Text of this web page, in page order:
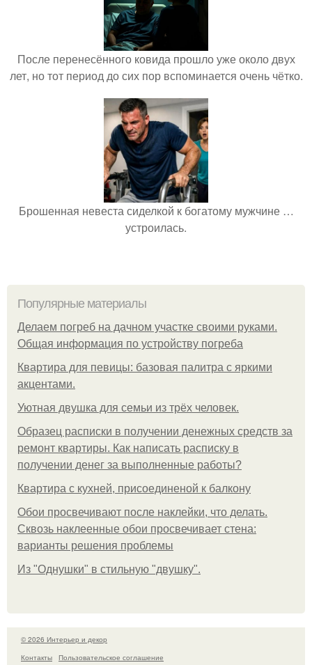
После перенесённого ковида прошло уже около двух
лет, но тот период до сих пор вспоминается очень чётко.
Брошенная невеста сиделкой к богатому мужчине …
устроилась.
Популярные материалы
Делаем погреб на дачном участке своими руками.
Общая информация по устройству погреба
Квартира для певицы: базовая палитра с яркими
акцентами.
Уютная двушка для семьи из трёх человек.
Образец расписки в получении денежных средств за
ремонт квартиры. Как написать расписку в
получении денег за выполненные работы?
Квартира с кухней, присоединеной к балкону
Обои просвечивают после наклейки, что делать.
Сквозь наклеенные обои просвечивает стена:
варианты решения проблемы
Из "Однушки" в стильную "двушку".
© 2026 Интерьер и декор
Контакты
Пользовательское соглашение